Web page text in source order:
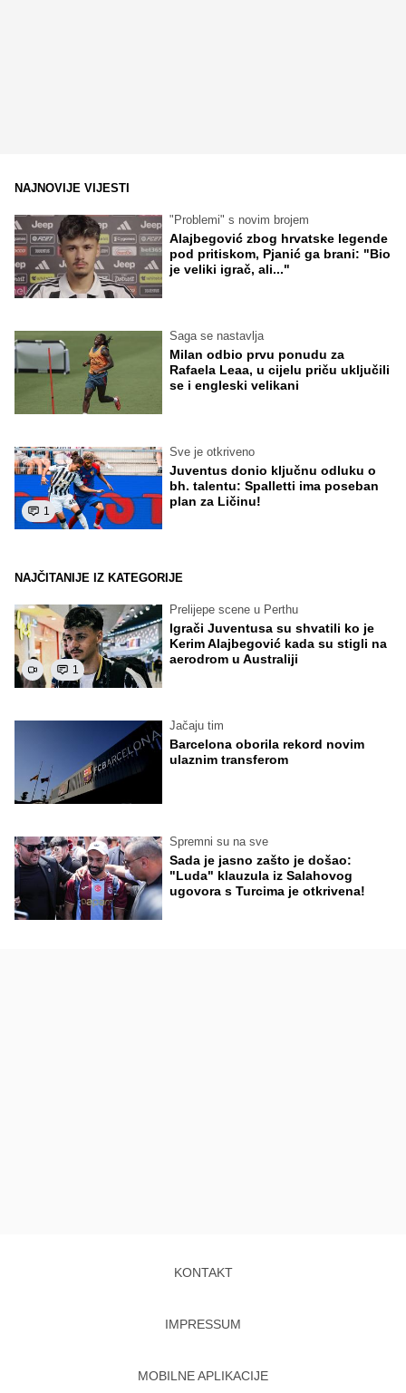
NAJNOVIJE VIJESTI
"Problemi" s novim brojem
Alajbegović zbog hrvatske legende
pod pritiskom, Pjanić ga brani: "Bio
je veliki igrač, ali..."
Saga se nastavlja
Milan odbio prvu ponudu za
Rafaela Leaa, u cijelu priču uključili
se i engleski velikani
1
Sve je otkriveno
Juventus donio ključnu odluku o
bh. talentu: Spalletti ima poseban
plan za Ličinu!
NAJČITANIJE IZ KATEGORIJE
1
Prelijepe scene u Perthu
Igrači Juventusa su shvatili ko je
Kerim Alajbegović kada su stigli na
aerodrom u Australiji
Jačaju tim
Barcelona oborila rekord novim
ulaznim transferom
Spremni su na sve
Sada je jasno zašto je došao:
"Luda" klauzula iz Salahovog
ugovora s Turcima je otkrivena!
KONTAKT
IMPRESSUM
MOBILNE APLIKACIJE